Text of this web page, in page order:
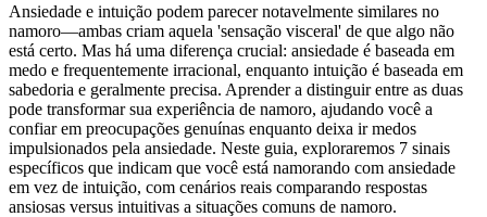
Ansiedade e intuição podem parecer notavelmente similares no
namoro—ambas criam aquela 'sensação visceral' de que algo não
está certo. Mas há uma diferença crucial: ansiedade é baseada em
medo e frequentemente irracional, enquanto intuição é baseada em
sabedoria e geralmente precisa. Aprender a distinguir entre as duas
pode transformar sua experiência de namoro, ajudando você a
confiar em preocupações genuínas enquanto deixa ir medos
impulsionados pela ansiedade. Neste guia, exploraremos 7 sinais
específicos que indicam que você está namorando com ansiedade
em vez de intuição, com cenários reais comparando respostas
ansiosas versus intuitivas a situações comuns de namoro.